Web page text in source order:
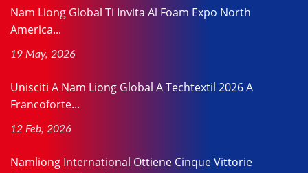
Nam Liong Global Ti Invita Al Foam Expo North
America...
19 May, 2026
Unisciti A Nam Liong Global A Techtextil 2026 A
Francoforte...
12 Feb, 2026
Namliong International Ottiene Cinque Vittorie